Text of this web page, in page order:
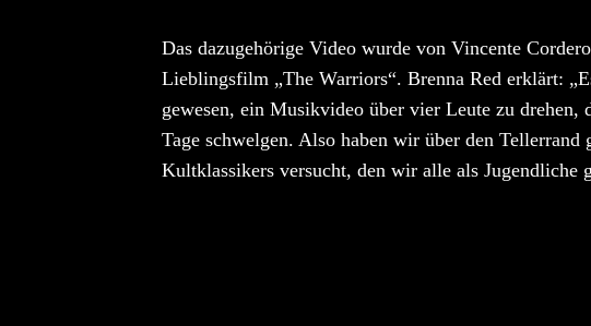
Das dazugehörige Video wurde von Vincente
Lieblingsfilm „The Warriors“. Brenna Red erklärt:
gewesen, ein Musikvideo über vier Leute zu drehen,
Tage schwelgen. Also haben wir über den Tellerrand
Kultklassikers versucht, den wir alle als Jugendliche